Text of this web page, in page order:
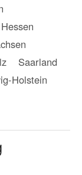
Hessen
Saarland
Holstein